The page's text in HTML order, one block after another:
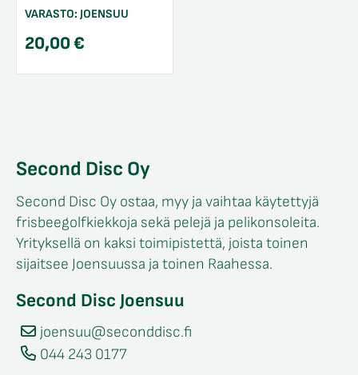
VARASTO: JOENSUU
20,00€
Second Disc Oy
Second Disc Oy ostaa, myy ja vaihtaa käytettyjä
frisbeegolfkiekkoja sekä pelejä ja pelikonsoleita.
Yrityksellä on kaksi toimipistettä, joista toinen
sijaitsee Joensuussa ja toinen Raahessa.
Second Disc Joensuu
joensuu@seconddisc.fi
044 243 0177